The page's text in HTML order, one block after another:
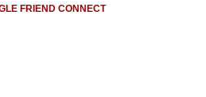
FRIEND CONNECT